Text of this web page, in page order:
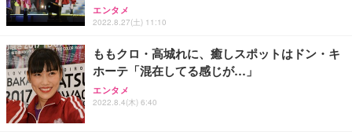
エンタメ
2022.8.27(土) 11:10
ももクロ・高城れに、癒しスポットはドン・キ
ホーテ「混在してる感じが…」
エンタメ
2022.8.4(木) 6:40